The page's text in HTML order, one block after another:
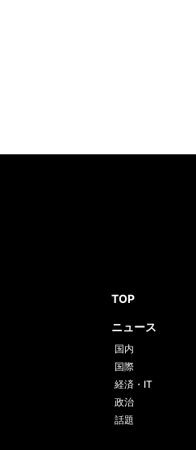
TOP
ニュース
国内
国際
経済・IT
政治
話題